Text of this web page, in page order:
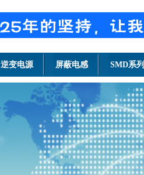
逆变电源 屏蔽电感 SMD系列